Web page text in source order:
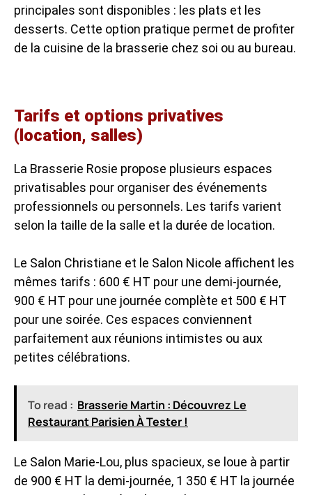
principales sont disponibles : les plats et les
desserts. Cette option pratique permet de profiter
de la cuisine de la brasserie chez soi ou au bureau.
Tarifs et options privatives
(location, salles)
La Brasserie Rosie propose plusieurs espaces
privatisables pour organiser des événements
professionnels ou personnels. Les tarifs varient
selon la taille de la salle et la durée de location.
Le Salon Christiane et le Salon Nicole affichent les
mêmes tarifs : 600 € HT pour une demi-journée,
900 € HT pour une journée complète et 500 € HT
pour une soirée. Ces espaces conviennent
parfaitement aux réunions intimistes ou aux
petites célébrations.
To read : Brasserie Martin : Découvrez Le
Restaurant Parisien À Tester !
Le Salon Marie-Lou, plus spacieux, se loue à partir
de 900 € HT la demi-journée, 1 350 € HT la journée